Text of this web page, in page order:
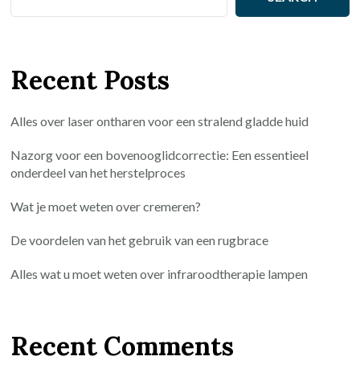
Recent Posts
Alles over laser ontharen voor een stralend gladde huid
Nazorg voor een bovenooglidcorrectie: Een essentieel
onderdeel van het herstelproces
Wat je moet weten over cremeren?
De voordelen van het gebruik van een rugbrace
Alles wat u moet weten over infraroodtherapie lampen
Recent Comments